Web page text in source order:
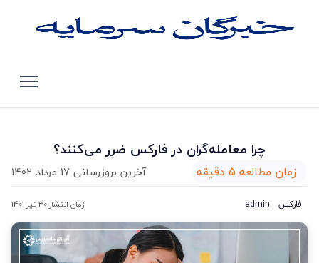
چرا معامله‌گران در فارکس ضرر می‌کنند؟
زمان مطالعه 5 دقیقه آخرین بروزرسانی 17 مرداد 1402
فارکس admin زمان انتشار 30 تیر 1401